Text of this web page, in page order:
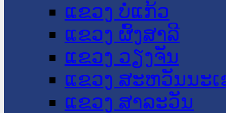
ແຂວງ ບໍ່ແກ້ວ
ແຂວງ ຜົ້ງສາລີ
ແຂວງ ວຽງຈັນ
ແຂວງ ສະຫວັນນະ
ແຂວງ ສາລະວັນ